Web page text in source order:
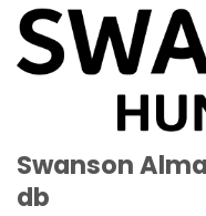
Swanson
db